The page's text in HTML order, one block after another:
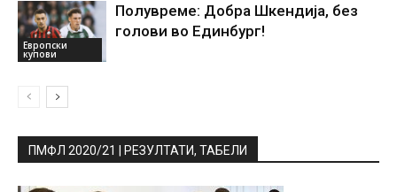
Европски
купови
Полувреме: Добра Шкендија, без
голови во Единбург!
ПМФЛ 2020/21 | РЕЗУЛТАТИ, ТАБЕЛИ